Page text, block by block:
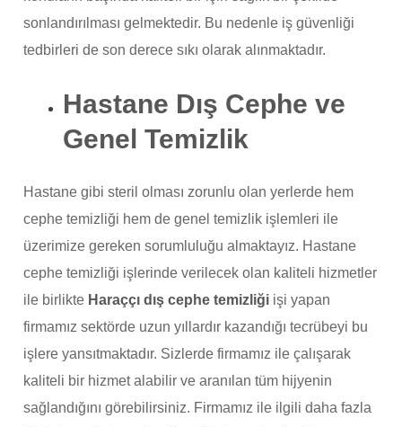
sonlandırılması gelmektedir. Bu nedenle iş güvenliği
tedbirleri de son derece sıkı olarak alınmaktadır.
Hastane Dış Cephe ve
Genel Temizlik
Hastane gibi steril olması zorunlu olan yerlerde hem
cephe temizliği hem de genel temizlik işlemleri ile
üzerimize gereken sorumluluğu almaktayız. Hastane
cephe temizliği işlerinde verilecek olan kaliteli hizmetler
ile birlikte Haraççı dış cephe temizliği işi yapan
firmamız sektörde uzun yıllardır kazandığı tecrübeyi bu
işlere yansıtmaktadır. Sizlerde firmamız ile çalışarak
kaliteli bir hizmet alabilir ve aranılan tüm hijyenin
sağlandığını görebilirsiniz. Firmamız ile ilgili daha fazla